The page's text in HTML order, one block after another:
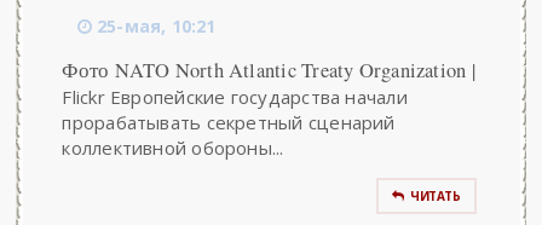
25-мая, 10:21
Фото NATO North Atlantic Treaty Organization |
Flickr Европейские государства начали
прорабатывать секретный сценарий
коллективной обороны...
ЧИТАТЬ